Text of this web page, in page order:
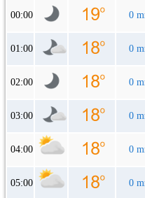
00:00 0
01:00 0
02:00 0
03:00 0
04:00 0
05:00 0